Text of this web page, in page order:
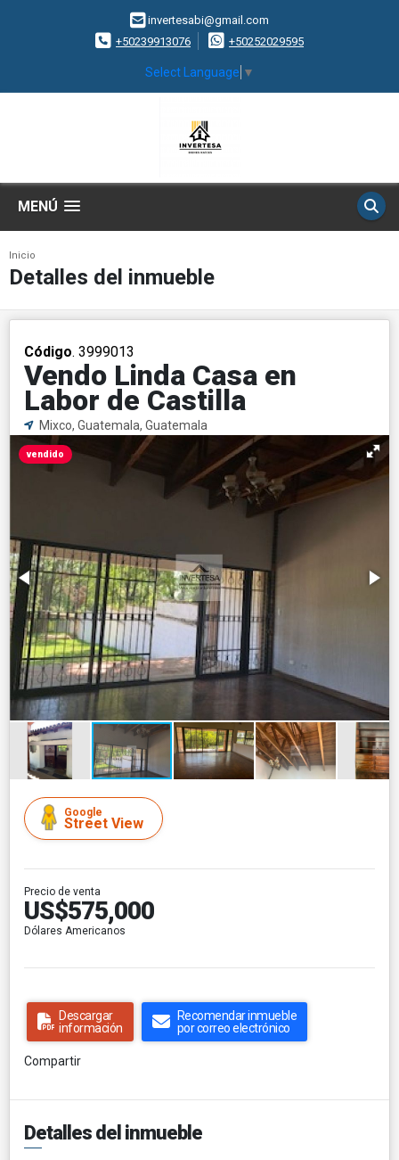
invertesabi@gmail.com
+50239913076
+50252029595
Select Language ▼
MENÚ
Inicio
Detalles del inmueble
Código. 3999013
Vendo Linda Casa en
Labor de Castilla
Mixco, Guatemala, Guatemala
vendido
Google
Street View
Precio de venta
US$575,000
Dólares Americanos
Descargar
información
Recomendar inmueble
por correo electrónico
Compartir
Detalles del inmueble